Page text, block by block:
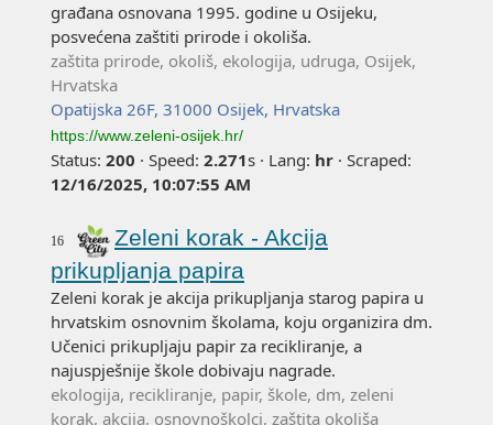
građana osnovana 1995. godine u Osijeku,
posvećena zaštiti prirode i okoliša.
zaštita prirode, okoliš, ekologija, udruga, Osijek,
Hrvatska
Opatijska 26F, 31000 Osijek, Hrvatska
https://www.zeleni-osijek.hr/
Status: 200 · Speed: 2.271s · Lang: hr · Scraped:
12/16/2025, 10:07:55 AM
16
Zeleni korak - Akcija
prikupljanja papira
Zeleni korak je akcija prikupljanja starog papira u
hrvatskim osnovnim školama, koju organizira dm.
Učenici prikupljaju papir za recikliranje, a
najuspješnije škole dobivaju nagrade.
ekologija, recikliranje, papir, škole, dm, zeleni
korak, akcija, osnovnoškolci, zaštita okoliša